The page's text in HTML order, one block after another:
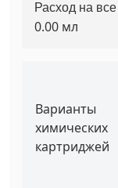
Скобяные
Расход на
0.00 мл
Варианты
химических
картриджей